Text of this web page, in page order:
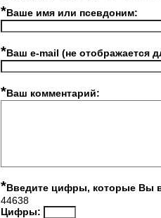
*Ваше имя или псевдоним:
*Ваш e-mail (не отображается
*Ваш комментарий:
*Введите цифры, которые Вы
44638
Цифры: